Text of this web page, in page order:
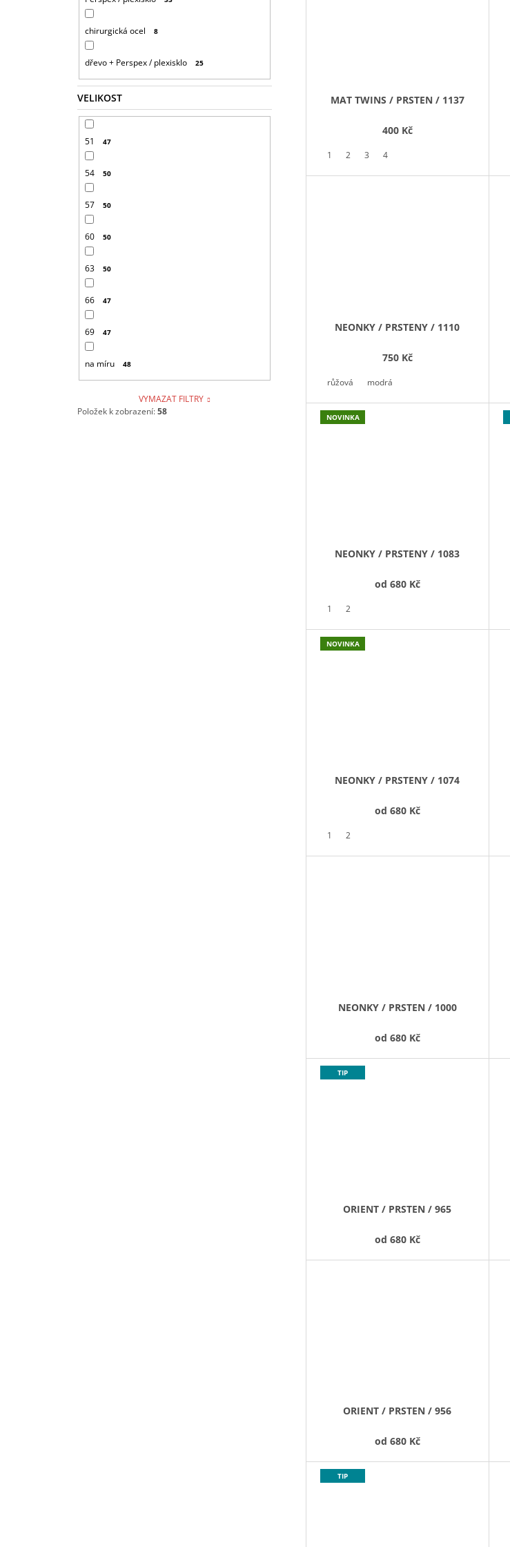
chirurgická ocel 8
dřevo + Perspex / plexisklo 25
VELIKOST
51 47
54 50
57 50
60 50
63 50
66 47
69 47
na míru 48
VYMAZAT FILTRY
Položek k zobrazení:58
MAT TWINS / PRSTEN / 1137
400 Kč
1 2 3 4
NEONKY / PRSTENY / 1110
750 Kč
růžová modrá
NOVINKA
NEONKY / PRSTENY / 1083
od 680 Kč
1 2
NOVINKA
NEONKY / PRSTENY / 1074
od 680 Kč
1 2
NEONKY / PRSTEN / 1000
od 680 Kč
TIP
ORIENT / PRSTEN / 965
od 680 Kč
ORIENT / PRSTEN / 956
od 680 Kč
TIP